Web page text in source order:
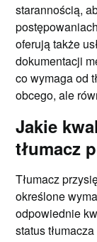
starannością,
oferują także
dokumentacji
co wymaga od
obcego, ale
Jakie
tłumacz
Tłumacz
określone
odpowiednie
status